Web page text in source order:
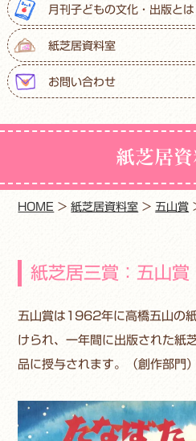
月刊子どもの文化・出版とは
紙芝居資料室
お問い合わせ
紙芝居
HOME >紙芝居資料室 > 五山賞
紙芝居三賞：五山賞
五山賞は1962年に高橋五山の
けられ、一年間に出版された紙
品に授与されます。（創作部門）